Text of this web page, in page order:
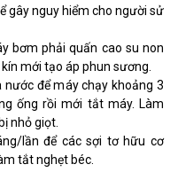
gây nguy hiểm cho người sử
bơm phải quấn cao su non
mới tạo áp phun sương.
để máy chạy khoảng 3
ống rồi mới tắt máy. Làm
nhỏ giọt.
lần để các sợi tơ hữu cơ
tắt nghẹt béc.